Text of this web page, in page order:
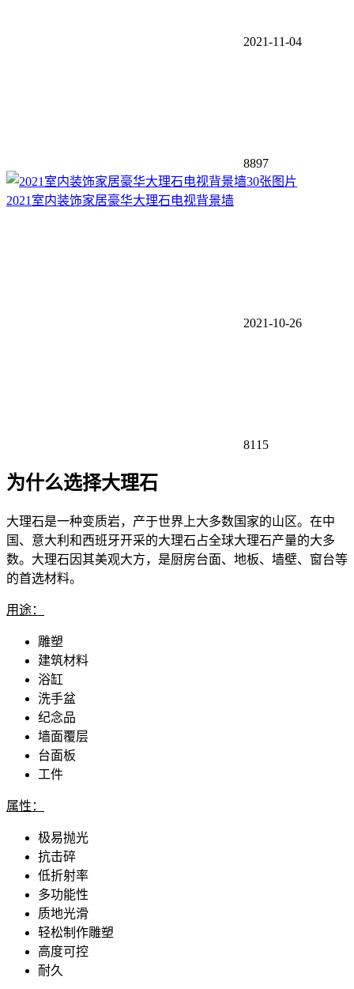
2021-11-04
8897
30张图片
2021室内装饰家居豪华大理石电视背景墙
2021-10-26
8115
为什么选择大理石
大理石是一种变质岩，产于世界上大多数国家的山区。在中
国、意大利和西班牙开采的大理石占全球大理石产量的大多
数。大理石因其美观大方，是厨房台面、地板、墙壁、窗台等
的首选材料。
用途：
雕塑
建筑材料
浴缸
洗手盆
纪念品
墙面覆层
台面板
工件
属性：
极易抛光
抗击碎
低折射率
多功能性
质地光滑
轻松制作雕塑
高度可控
耐久